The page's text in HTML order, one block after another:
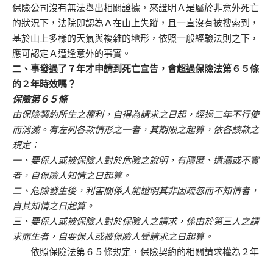
保險公司沒有無法舉出相關證據，來證明 Ａ是屬於非意外死亡
的狀況下，法院即認為Ａ在山上失蹤，且一直沒有被搜索到，
基於山上多樣的天氣與複雜的地形，依照一般經驗法則之下，
應可認定Ａ遭逢意外的事實。
二、事發過了７年才申請到死亡宣告，會超過保險法第６５條
的２年時效嗎？
保險第６５條
由保險契約所生之權利，自得為請求之日起，經過二年不行使
而消滅。有左列各款情形之一者，其期限之起算，依各該款之
規定：
一、要保人或被保險人對於危險之說明，有隱匿、遺漏或不實
者，自保險人知情之日起算。
二、危險發生後，利害關係人能證明其非因疏忽而不知情者，
自其知情之日起算。
三、要保人或被保險人對於保險人之請求，係由於第三人之請
求而生者，自要保人或被保險人受請求之日起算。
依照保險法第６５條規定，保險契約的相關請求權為２年